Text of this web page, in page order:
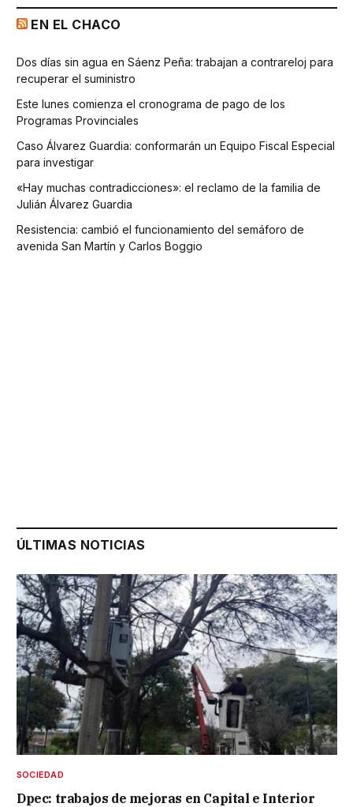
EN EL CHACO
Dos días sin agua en Sáenz Peña: trabajan a contrareloj para
recuperar el suministro
Este lunes comienza el cronograma de pago de los
Programas Provinciales
Caso Álvarez Guardia: conformarán un Equipo Fiscal Especial
para investigar
«Hay muchas contradicciones»: el reclamo de la familia de
Julián Álvarez Guardia
Resistencia: cambió el funcionamiento del semáforo de
avenida San Martín y Carlos Boggio
ÚLTIMAS NOTICIAS
SOCIEDAD
Dpec: trabajos de mejoras en Capital e Interior